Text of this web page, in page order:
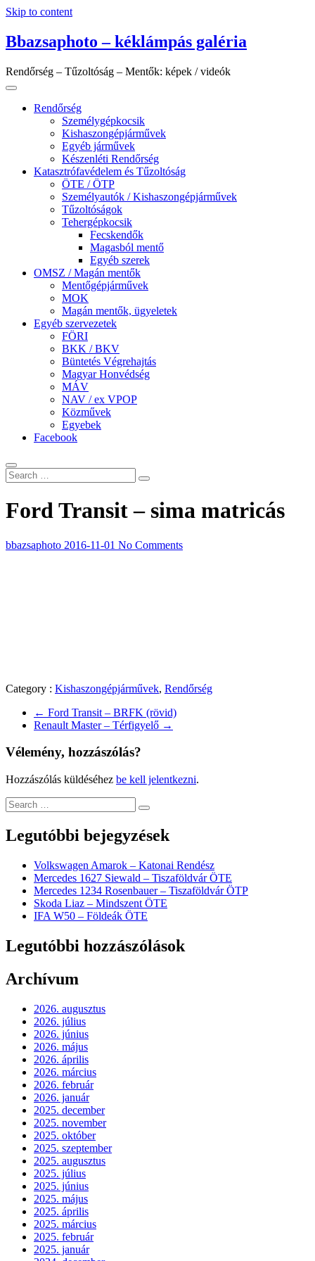
Skip to content
Bbazsaphoto – kéklámpás galéria
Rendőrség – Tűzoltóság – Mentők: képek / videók
Rendőrség
Személygépkocsik
Kishaszongépjárművek
Egyéb járművek
Készenléti Rendőrség
Katasztrófavédelem és Tűzoltóság
ÖTE / ÖTP
Személyautók / Kishaszongépjárművek
Tűzoltóságok
Tehergépkocsik
Fecskendők
Magasból mentő
Egyéb szerek
OMSZ / Magán mentők
Mentőgépjárművek
MOK
Magán mentők, ügyeletek
Egyéb szervezetek
FÖRI
BKK / BKV
Büntetés Végrehajtás
Magyar Honvédség
MÁV
NAV / ex VPOP
Közművek
Egyebek
Facebook
Ford Transit – sima matricás
bbazsaphoto 2016-11-01 No Comments
Category : Kishaszongépjárművek, Rendőrség
← Ford Transit – BRFK (rövid)
Renault Master – Térfigyelő →
Vélemény, hozzászólás?
Hozzászólás küldéséhez be kell jelentkezni.
Legutóbbi bejegyzések
Volkswagen Amarok – Katonai Rendész
Mercedes 1627 Siewald – Tiszaföldvár ÖTE
Mercedes 1234 Rosenbauer – Tiszaföldvár ÖTP
Skoda Liaz – Mindszent ÖTE
IFA W50 – Földeák ÖTE
Legutóbbi hozzászólások
Archívum
2026. augusztus
2026. július
2026. június
2026. május
2026. április
2026. március
2026. február
2026. január
2025. december
2025. november
2025. október
2025. szeptember
2025. augusztus
2025. július
2025. június
2025. május
2025. április
2025. március
2025. február
2025. január